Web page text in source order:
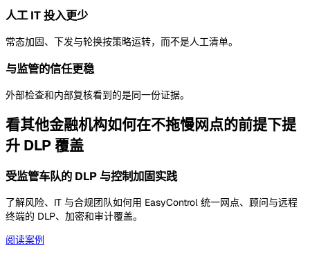
人工 IT 投入更少
常态加固、下发与轮换按策略运转，而不是人工清单。
与监管的信任更稳
外部检查和内部复核看到的是同一份证据。
看其他金融机构如何在不拖慢网点的前提下提
升 DLP 覆盖
受监管车队的 DLP 与控制加固实践
了解风险、IT 与合规团队如何用 EasyControl 统一网点、顾问与远程
终端的 DLP、加密和审计覆盖。
阅读案例